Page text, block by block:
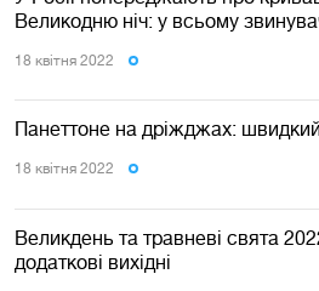
Великодню ніч: у всьому
18 квiтня 2022
Панеттоне на дріжджах:
18 квiтня 2022
Великдень та травневі свята
додаткові вихідні